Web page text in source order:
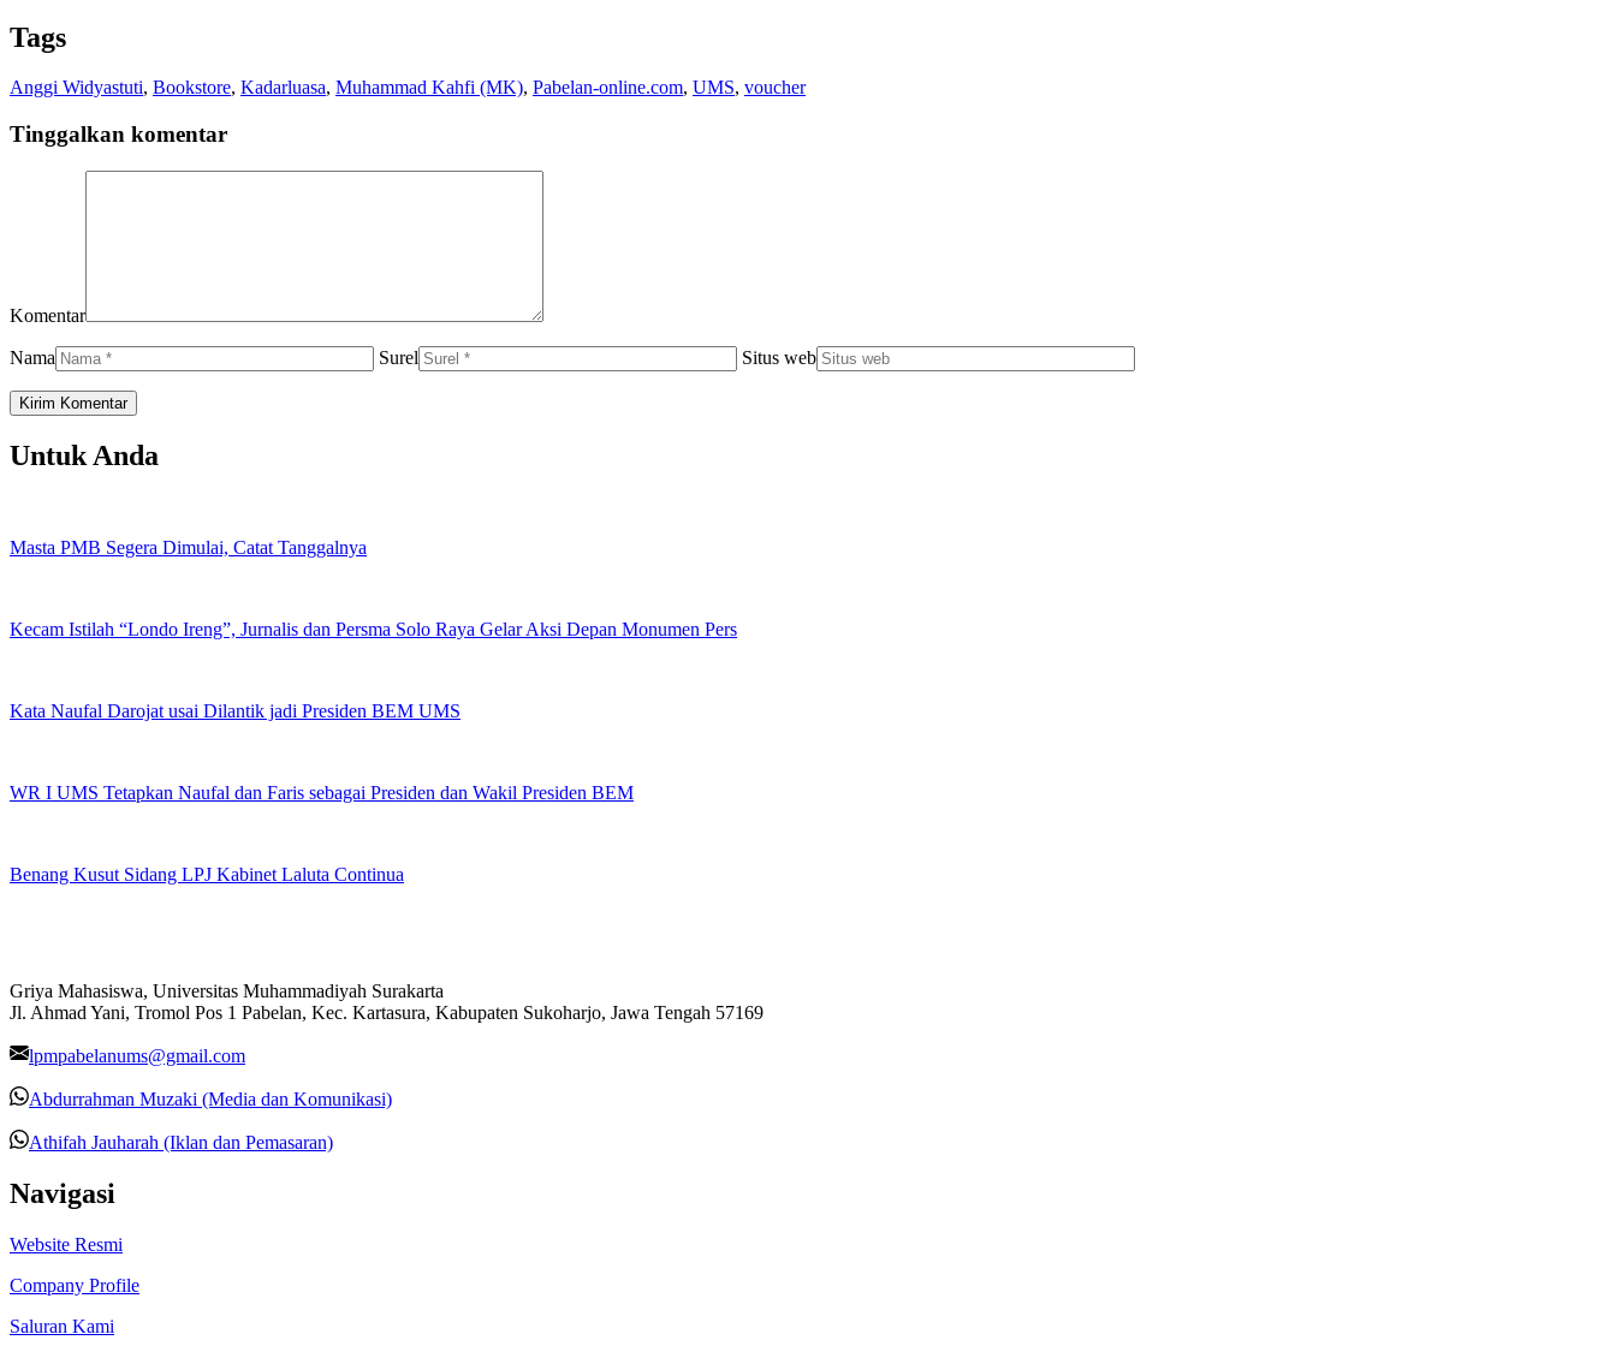
Tags
Anggi Widyastuti, Bookstore, Kadarluasa, Muhammad Kahfi (MK), Pabelan-online.com, UMS, voucher
Tinggalkan komentar
Komentar
Nama Surel Situs web
Untuk Anda
Masta PMB Segera Dimulai, Catat Tanggalnya
Kecam Istilah “Londo Ireng”, Jurnalis dan Persma Solo Raya Gelar Aksi Depan Monumen Pers
Kata Naufal Darojat usai Dilantik jadi Presiden BEM UMS
WR I UMS Tetapkan Naufal dan Faris sebagai Presiden dan Wakil Presiden BEM
Benang Kusut Sidang LPJ Kabinet Laluta Continua
Griya Mahasiswa, Universitas Muhammadiyah Surakarta
Jl. Ahmad Yani, Tromol Pos 1 Pabelan, Kec. Kartasura, Kabupaten Sukoharjo, Jawa Tengah 57169
lpmpabelanums@gmail.com
Abdurrahman Muzaki (Media dan Komunikasi)
Athifah Jauharah (Iklan dan Pemasaran)
Navigasi
Website Resmi
Company Profile
Saluran Kami